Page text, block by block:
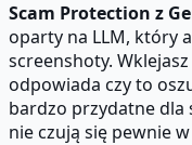
Scam Protection z
oparty na LLM, który
screenshoty.
odpowiada czy to
bardzo przydatne
nie czują się pewnie